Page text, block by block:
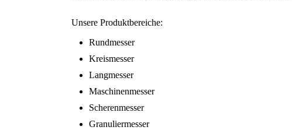
Unsere Produktbereiche:
Rundmesser
Kreismesser
Langmesser
Maschinenmesser
Scherenmesser
Granuliermesser